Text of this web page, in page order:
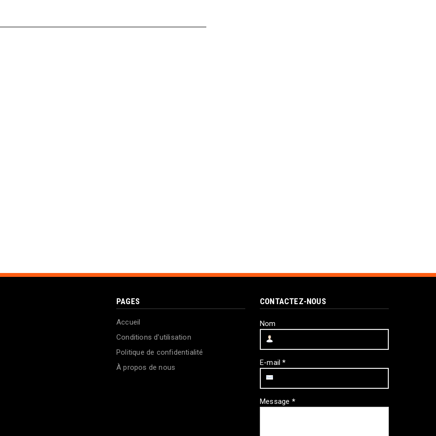
PAGES
Accueil
Conditions d'utilisation
Politique de confidentialité
À propos de nous
CONTACTEZ-NOUS
Nom
E-mail*
Message *